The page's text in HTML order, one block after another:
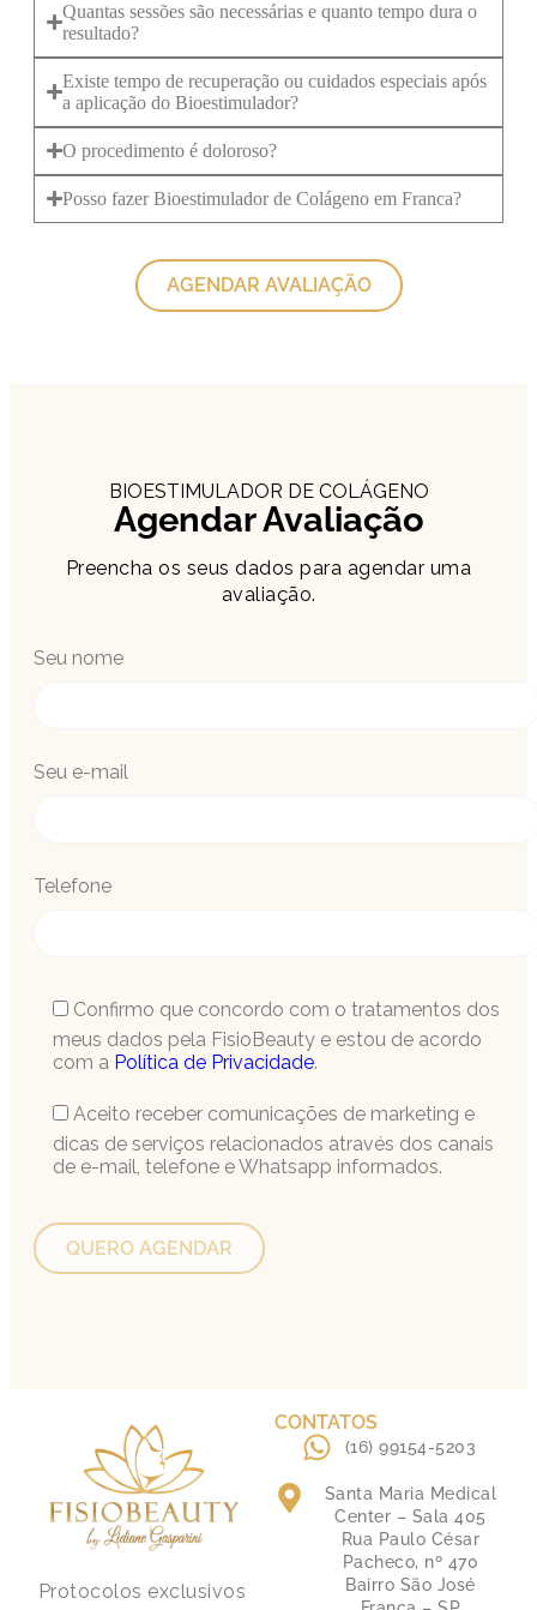
Quantas sessões são necessárias e quanto tempo dura o
resultado?
Existe tempo de recuperação ou cuidados especiais após
a aplicação do Bioestimulador?
O procedimento é doloroso?
Posso fazer Bioestimulador de Colágeno em Franca?
AGENDAR AVALIAÇÃO
BIOESTIMULADOR DE COLÁGENO
Agendar Avaliação
Preencha os seus dados para agendar uma
avaliação.
Seu nome
Seu e-mail
Telefone
Confirmo que concordo com o tratamentos dos
meus dados pela FisioBeauty e estou de acordo
com a Política de Privacidade.
Aceito receber comunicações de marketing e
dicas de serviços relacionados através dos canais
de e-mail, telefone e Whatsapp informados.
Protocolos exclusivos
CONTATOS
(16) 99154-5203
Santa Maria Medical
Center – Sala 405
Rua Paulo César
Pacheco, nº 470
Bairro São José